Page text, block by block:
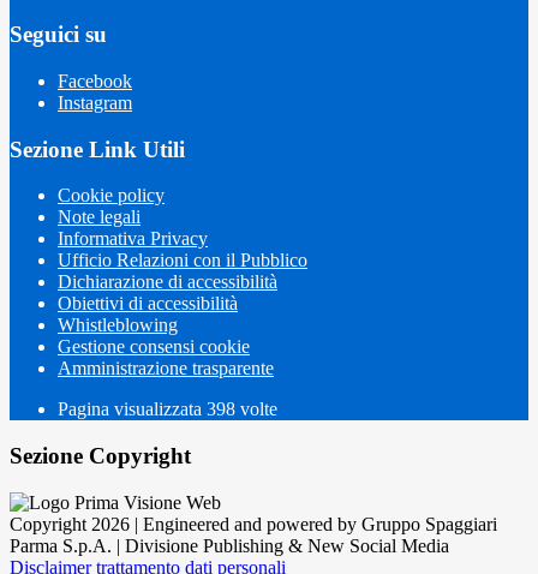
Seguici su
Facebook
Instagram
Sezione Link Utili
Cookie policy
Note legali
Informativa Privacy
Ufficio Relazioni con il Pubblico
Dichiarazione di accessibilità
Obiettivi di accessibilità
Whistleblowing
Gestione consensi cookie
Amministrazione trasparente
Pagina visualizzata 398 volte
Sezione Copyright
Copyright 2026 | Engineered and powered by Gruppo Spaggiari
Parma S.p.A. | Divisione Publishing & New Social Media
Disclaimer trattamento dati personali